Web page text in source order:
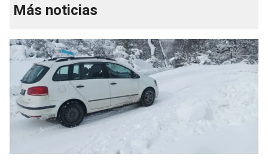
Más noticias